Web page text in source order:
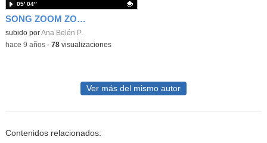
SONG ZOOM ZOOM ZOOM
Contenido educativo.
subido porAna Belén P.
05′ 04″
-hace 9 años- 78visualizaciones
Ver más del mismo autor
Contenidos relacionados: